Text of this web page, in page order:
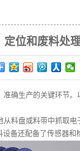
位和废料处
生产的关键环节。
盘或料带中抓取电
备还配备了传感器和